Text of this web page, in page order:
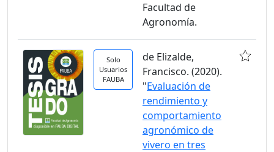
Facultad de
Agronomía.
Solo
Usuarios
FAUBA
de Elizalde,
Francisco. (2020).
"Evaluación de
rendimiento y
comportamiento
agronómico de
vivero en tres